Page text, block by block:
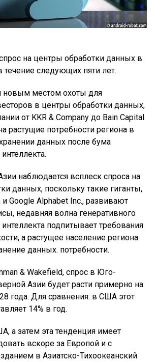
на центры обработки данных в
течение следующих пяти лет.
новым местом охоты для
в центры обработки данных,
от KKR & Company до Bain Capital
растущие потребности региона в
данных после бума
наблюдается всплеск спроса на
данных, поскольку такие гиганты,
и Google Alphabet Inc., развивают
недавняя волна генеративного
интеллекта подпитывает требования
а растущее население региона
данных. потребности.
& Wakefield, спрос в Юго-
Азии будет расти примерно на
года. Для сравнения: в США этот
14% в год.
а затем эта тенденция имеет
вскоре за Европой и с
в Азиатско-Тихоокеанский